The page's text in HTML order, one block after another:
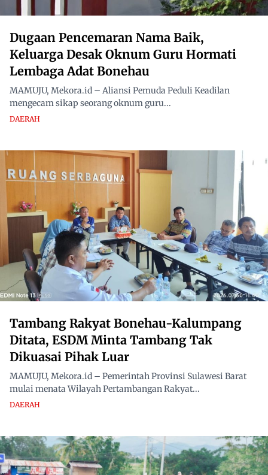
Dugaan Pencemaran Nama Baik,
Keluarga Desak Oknum Guru Hormati
Lembaga Adat Bonehau
MAMUJU, Mekora.id – Aliansi Pemuda Peduli Keadilan
mengecam sikap seorang oknum guru...
DAERAH
Tambang Rakyat Bonehau-Kalumpang
Ditata, ESDM Minta Tambang Tak
Dikuasai Pihak Luar
MAMUJU, Mekora.id – Pemerintah Provinsi Sulawesi Barat
mulai menata Wilayah Pertambangan Rakyat...
DAERAH